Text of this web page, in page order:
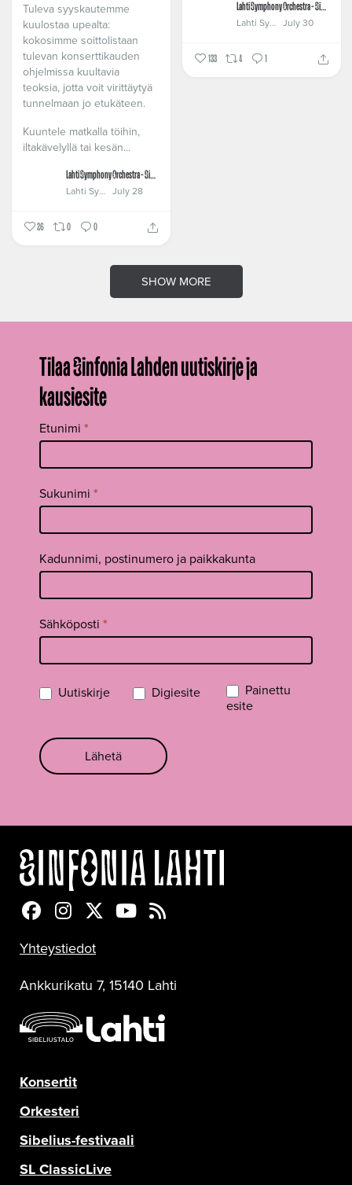
Lahti Symphony Orchestra - Sinfonia Lahti
Lahti Symphony Orchestra - Sinfonia Lahti July 30
133 4 1
Tuleva syyskautemme
kuulostaa upealta:
kokosimme soittolistaan
tulevan konserttikauden
ohjelmissa kuultavia
teoksia, jotta voit virittäytyä
tunnelmaan jo etukäteen.
Kuuntele matkalla töihin,
iltakävelyllä tai kesän...
Lahti Symphony Orchestra - Sinfonia Lahti
Lahti Symphony Orchestra - Sinfonia Lahti July 28
26 0 0
SHOW MORE
Tilaa Sinfonia Lahden uutiskirje ja
kausiesite
Tilaa
uutiskirje
footer FI
Etunimi *
Sukunimi *
Kadunnimi, postinumero ja paikkakunta
Sähköposti *
Uutiskirje Digiesite
Painettu
esite
Lähetä
Sinfonia Lahti Facebookissa
Sinfonia Lahti Instagramissa
Sinfonia Lahti Twitterissä
Sinfonia Lahti YouTubessa
Sinfonia Lahti RSS-feed
Yhteystiedot
Ankkurikatu 7, 15140 Lahti
Konsertit
Orkesteri
Sibelius-festivaali
SL ClassicLive